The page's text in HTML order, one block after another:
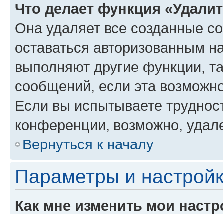
Что делает функция
Она удаляет все созданные
оставаться авторизованным
выполняют другие функции,
сообщений, если эта
Если вы испытываете
конференции, возможно,
Вернуться к началу
Параметры и
Как мне изменить мои